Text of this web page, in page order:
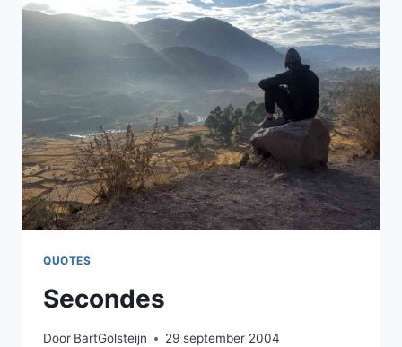
QUOTES
Secondes
Door BartGolsteijn 29 september 2004